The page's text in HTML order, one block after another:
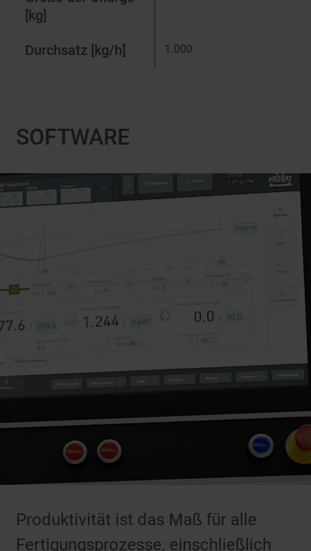
[kg]
Durchsatz [kg/h] 1.000
SOFTWARE
Produktivität ist das Maß für alle
Fertigungsprozesse, einschließlich